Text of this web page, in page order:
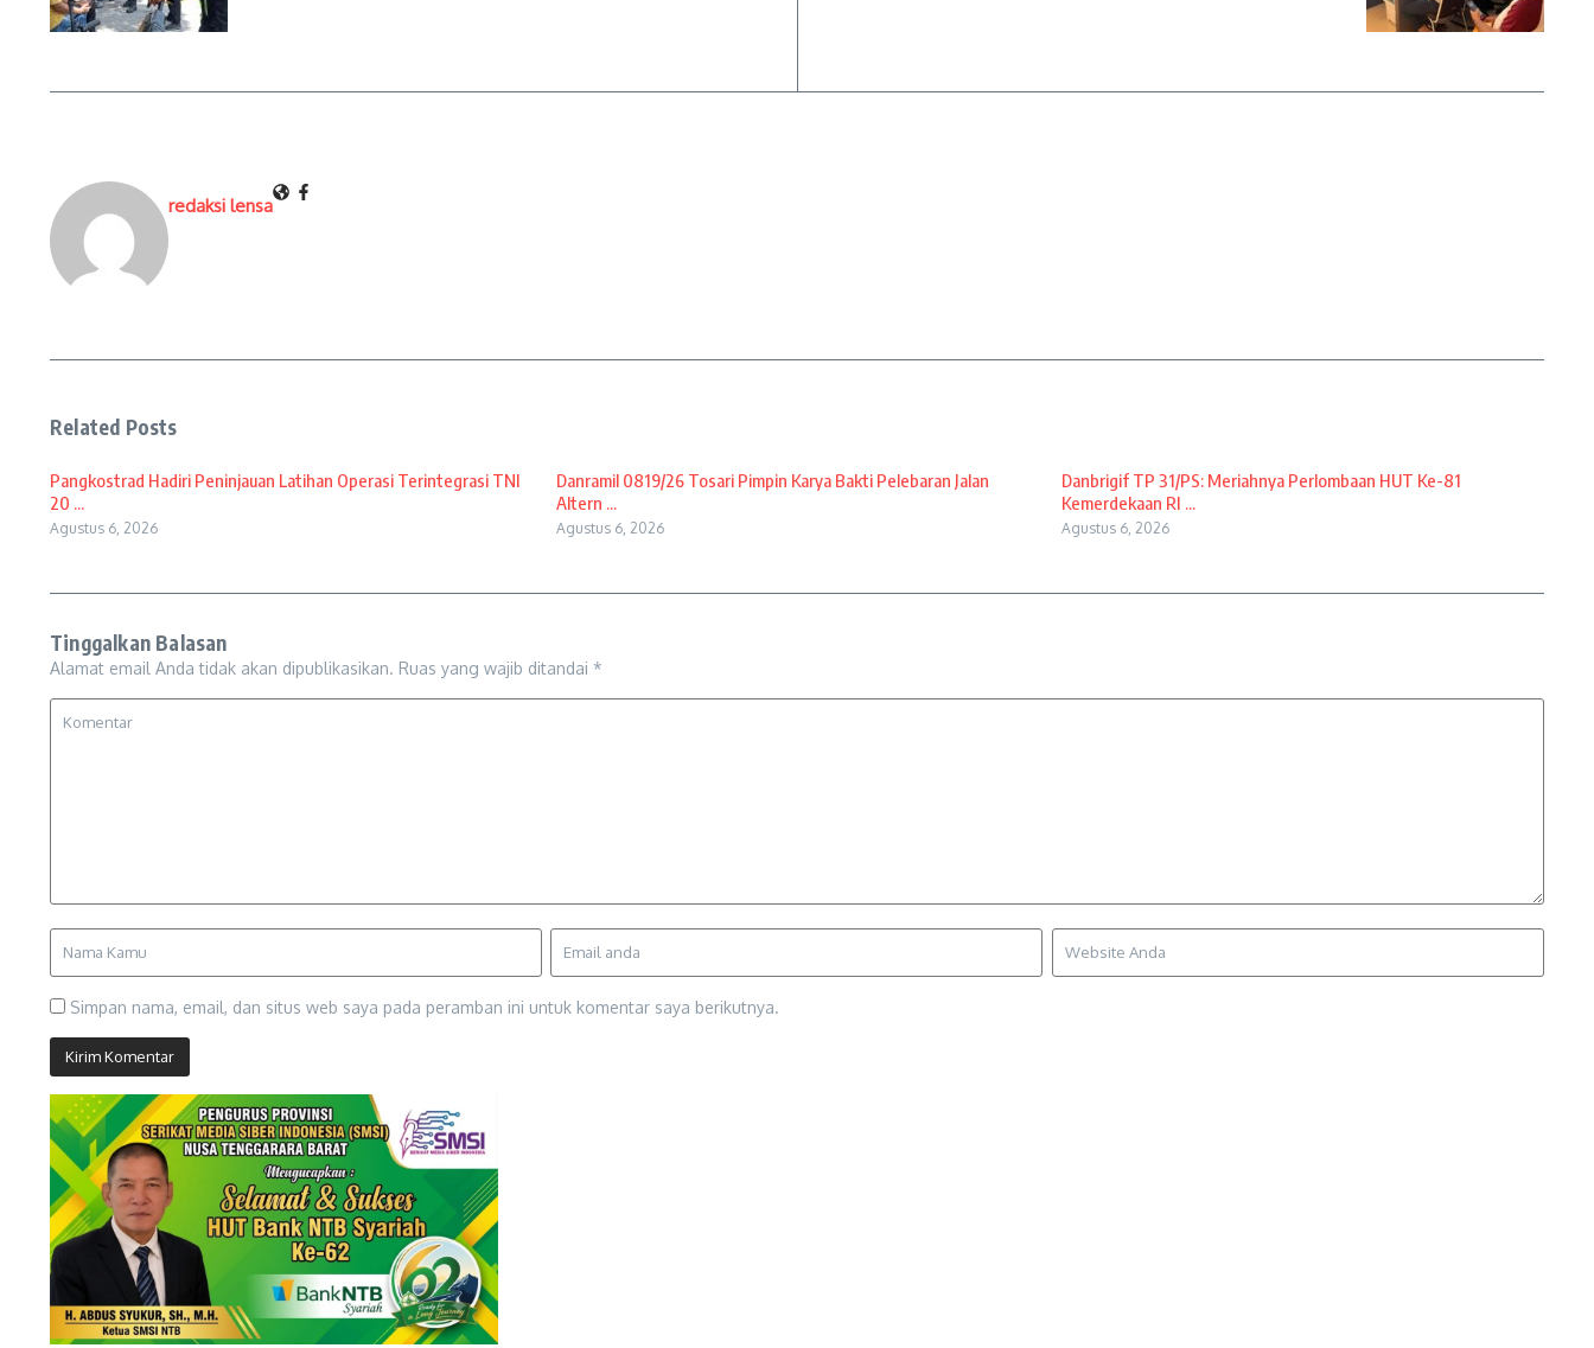
redaksi lensa
Related Posts
Pangkostrad Hadiri Peninjauan Latihan Operasi Terintegrasi TNI
20 ...
Agustus 6, 2026
Danramil 0819/26 Tosari Pimpin Karya Bakti Pelebaran Jalan
Altern ...
Agustus 6, 2026
Danbrigif TP 31/PS: Meriahnya Perlombaan HUT Ke-81
Kemerdekaan RI ...
Agustus 6, 2026
Tinggalkan Balasan
Alamat email Anda tidak akan dipublikasikan. Ruas yang wajib ditandai *
Simpan nama, email, dan situs web saya pada peramban ini untuk komentar saya berikutnya.